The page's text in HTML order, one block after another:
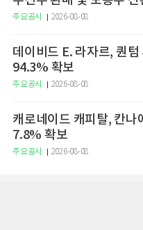
주요공시 2026-08-08
데이비드 E. 라자르, 퀀텀
94.3% 확보
주요공시 2026-08-08
캐로네이드 캐피탈, 칸나
7.8% 확보
주요공시 2026-08-08